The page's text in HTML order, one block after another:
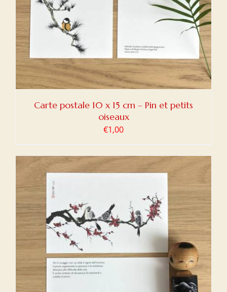
Carte postale 10 x 15 cm – Pin et petits
oiseaux
€1,00